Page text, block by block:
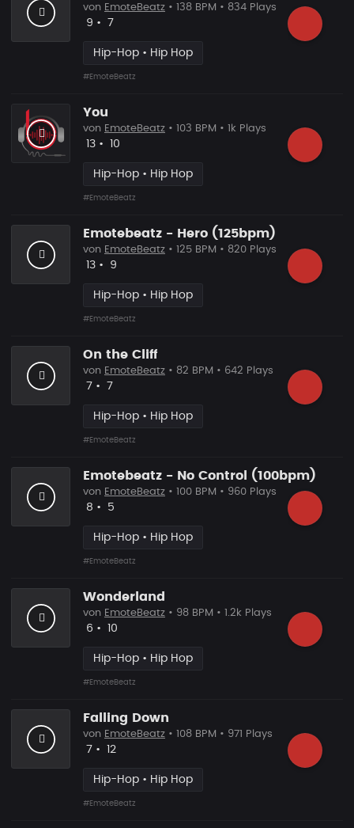
von EmoteBeatz • 138 BPM • 834 Plays
Likes
9 • Vorgeschlagen
7
Hip-Hop • Hip Hop
#EmoteBeatz
You
von EmoteBeatz • 103 BPM • 1k Plays
Likes
13 • Vorgeschlagen
10
Hip-Hop • Hip Hop
#EmoteBeatz
Emotebeatz - Hero (125bpm)
von EmoteBeatz • 125 BPM • 820 Plays
Likes
13 • Vorgeschlagen
9
Hip-Hop • Hip Hop
#EmoteBeatz
On the Cliff
von EmoteBeatz • 82 BPM • 642 Plays
Likes
7 • Vorgeschlagen
7
Hip-Hop • Hip Hop
#EmoteBeatz
Emotebeatz - No Control (100bpm)
von EmoteBeatz • 100 BPM • 960 Plays
Likes
8 • Vorgeschlagen
5
Hip-Hop • Hip Hop
#EmoteBeatz
Wonderland
von EmoteBeatz • 98 BPM • 1.2k Plays
Likes
6 • Vorgeschlagen
10
Hip-Hop • Hip Hop
#EmoteBeatz
Falling Down
von EmoteBeatz • 108 BPM • 971 Plays
Likes
7 • Vorgeschlagen
12
Hip-Hop • Hip Hop
#EmoteBeatz